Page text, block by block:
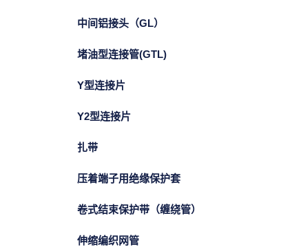
中间铝接头（GL）
堵油型连接管(GTL)
Y型连接片
Y2型连接片
扎带
压着端子用绝缘保护套
卷式结束保护带（缠绕管）
伸缩编织网管